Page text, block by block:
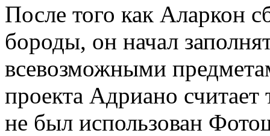
После того как Аларкон
бороды, он начал
всевозможными
проекта Адриано считает
не был использован